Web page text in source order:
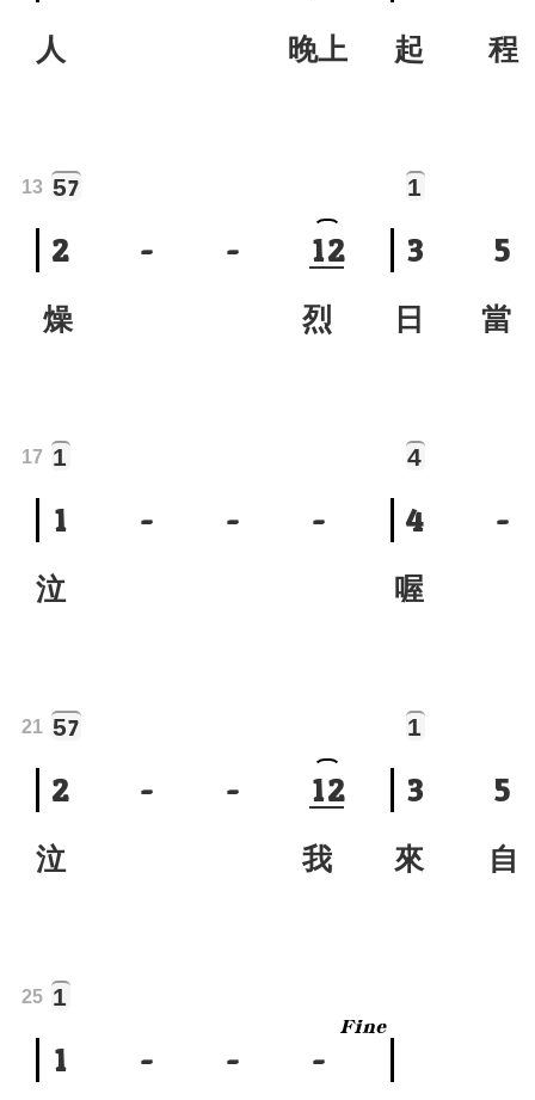
人 晚上 起
57
2 - - 12
13
燥 烈
1
3 5
日
1
1 - - -
17
泣
4
4 -
喔
57
2 - - 12
21
泣 我
1
3 5
來
1
1 - - -
25